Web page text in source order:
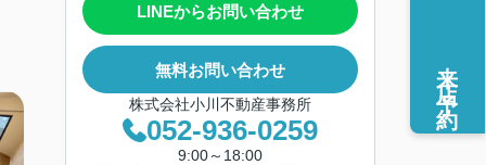
LINEからお問い合わせ
無料お問い合わせ
株式会社小川不動産事務所
052-936-0259
9:00～18:00
来店予約